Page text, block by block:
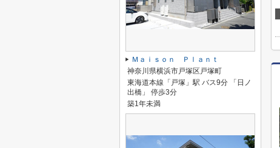
Ｍａｉｓｏｎ Ｐｌａｎｔ
神奈川県横浜市戸塚区戸塚町
東海道本線「戸塚」駅 バス9分 「日ノ
出橋」 停歩3分
築1年未満